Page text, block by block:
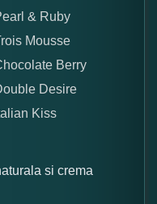
& Ruby
Mousse
Berry
Desire
Kiss
si crema